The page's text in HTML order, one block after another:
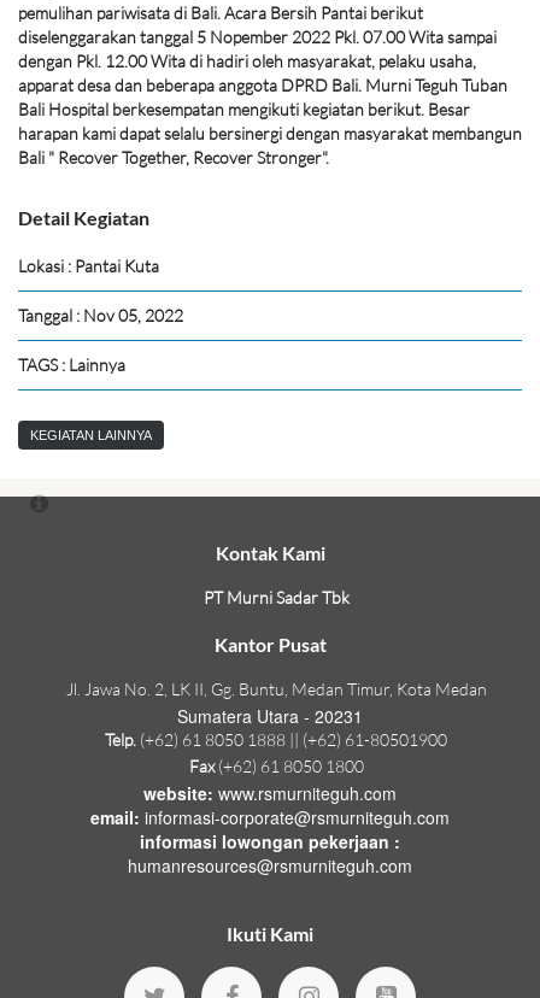
pemulihan pariwisata di Bali. Acara Bersih Pantai berikut
diselenggarakan tanggal 5 Nopember 2022 Pkl. 07.00 Wita sampai
dengan Pkl. 12.00 Wita di hadiri oleh masyarakat, pelaku usaha,
apparat desa dan beberapa anggota DPRD Bali. Murni Teguh Tuban
Bali Hospital berkesempatan mengikuti kegiatan berikut. Besar
harapan kami dapat selalu bersinergi dengan masyarakat membangun
Bali " Recover Together, Recover Stronger".
Detail Kegiatan
Lokasi : Pantai Kuta
Tanggal : Nov 05, 2022
TAGS : Lainnya
KEGIATAN LAINNYA
Kontak Kami
PT Murni Sadar Tbk
Kantor Pusat
Jl. Jawa No. 2, LK II, Gg. Buntu, Medan Timur, Kota Medan
Sumatera Utara - 20231
Telp. (+62) 61 8050 1888 || (+62) 61-80501900
Fax(+62) 61 8050 1800
website: www.rsmurniteguh.com
email: informasi-corporate@rsmurniteguh.com
informasi lowongan pekerjaan :
humanresources@rsmurniteguh.com
Ikuti Kami